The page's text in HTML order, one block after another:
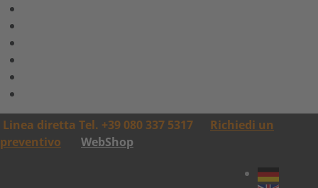
Linea diretta Tel. +39 080 337 5317
Richiedi un
preventivo
WebShop